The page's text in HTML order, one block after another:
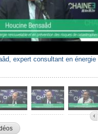
expert consultant en énergie